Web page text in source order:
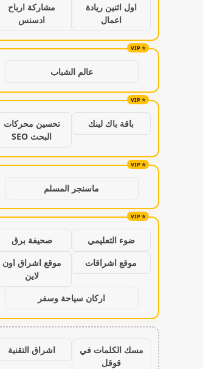
اول اثنين ريادة
اعمال
مشاركة ارباح
ادسنس
عالم الشباب
باقة باك لينك
تحسين محركات
البحث SEO
ماسنجر المسلم
ضوء التعليمي
صحيفة برق
موقع اشراقات
موقع اشراق اون
لاين
اركان سياحة وسفر
مسك الكلمات في
قوقل
اشراق التقنية